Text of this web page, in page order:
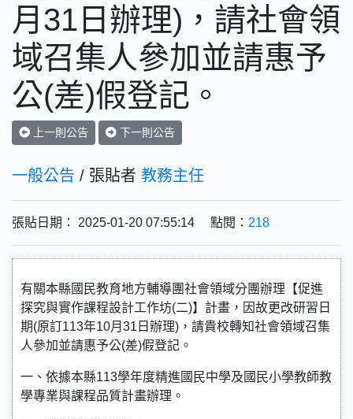
月31日辦理)，請社會領
域召集人參加並請惠予
公(差)假登記。
上一則公告 下一則公告
一般公告 / 張貼者 教務主任
張貼日期： 2025-01-20 07:55:14 點閱： 218
有關本縣國民教育地方輔導團社會領域分團辦理【促進
探究與實作課程設計工作坊(二)】計畫，因故更改研習日
期(原訂113年10月31日辦理)，請貴校轉知社會領域召集
人參加並請惠予公(差)假登記。
一、依據本縣113學年度精進國民中學及國民小學教師教
學專業與課程品質計畫辦理。